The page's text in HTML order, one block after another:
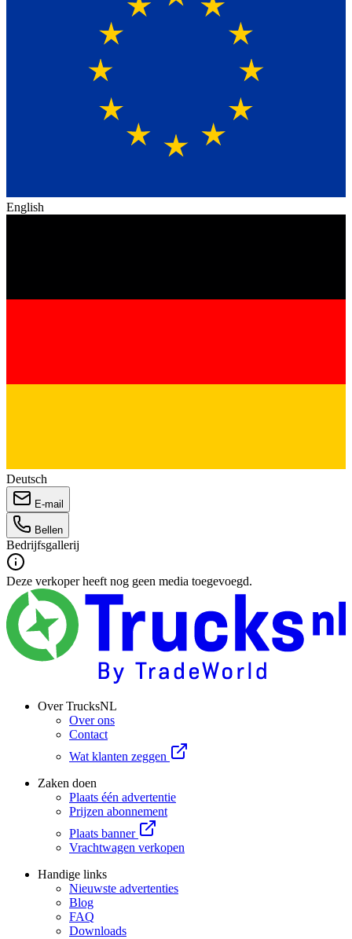
English
Deutsch
E-mail
Bellen
Bedrijfsgallerij
Deze verkoper heeft nog geen media toegevoegd.
Over TrucksNL
Over ons
Contact
Wat klanten zeggen
Zaken doen
Plaats één advertentie
Prijzen abonnement
Plaats banner
Vrachtwagen verkopen
Handige links
Nieuwste advertenties
Blog
FAQ
Downloads